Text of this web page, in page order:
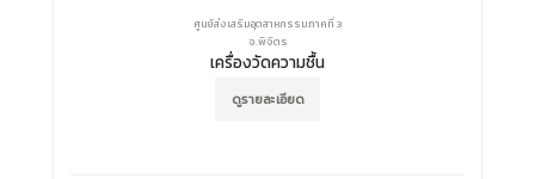
ศูนย์ส่งเสริมอุตสาหกรรมภาคที่ 3
จ.พิจิตร
เครื่องวัดความชื้น
ดูรายละเอียด